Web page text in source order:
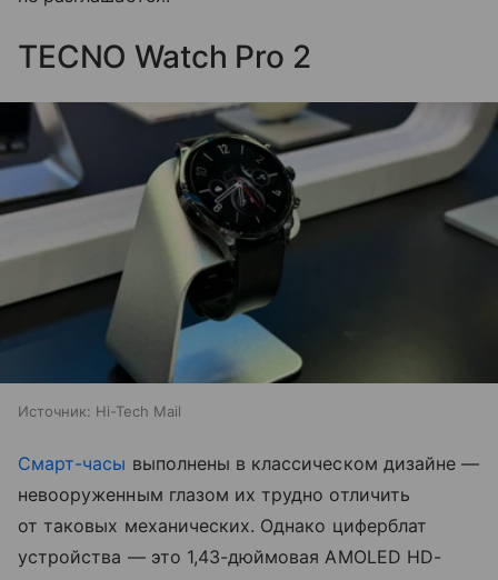
TECNO Watch Pro 2
Источник: Hi-Tech Mail
Смарт-часы выполнены в классическом дизайне —
невооруженным глазом их трудно отличить
от таковых механических. Однако циферблат
устройства — это 1,43-дюймовая AMOLED HD-